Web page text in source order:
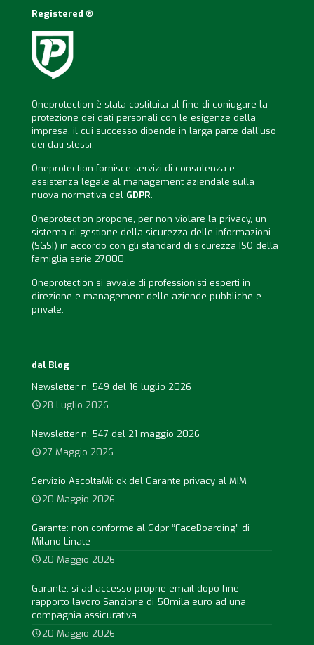
Registered ®
Oneprotection è stata costituita al fine di coniugare la
protezione dei dati personali con le esigenze della
impresa, il cui successo dipende in larga parte dall’uso
dei dati stessi.
Oneprotection fornisce servizi di consulenza e
assistenza legale al management aziendale sulla
nuova normativa del GDPR.
Oneprotection propone, per non violare la privacy, un
sistema di gestione della sicurezza delle informazioni
(SGSI) in accordo con gli standard di sicurezza ISO della
famiglia serie 27000.
Oneprotection si avvale di professionisti esperti in
direzione e management delle aziende pubbliche e
private.
dal Blog
Newsletter n. 549 del 16 luglio 2026
28 Luglio 2026
Newsletter n. 547 del 21 maggio 2026
27 Maggio 2026
Servizio AscoltaMi: ok del Garante privacy al MIM
20 Maggio 2026
Garante: non conforme al Gdpr “FaceBoarding” di
Milano Linate
20 Maggio 2026
Garante: sì ad accesso proprie email dopo fine
rapporto lavoro Sanzione di 50mila euro ad una
compagnia assicurativa
20 Maggio 2026